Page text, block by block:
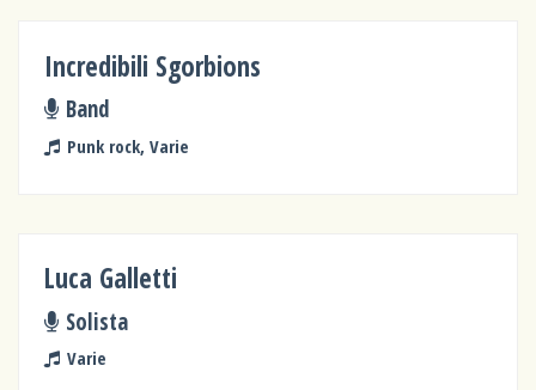
Incredibili Sgorbions
Band
Punk rock, Varie
Luca Galletti
Solista
Varie